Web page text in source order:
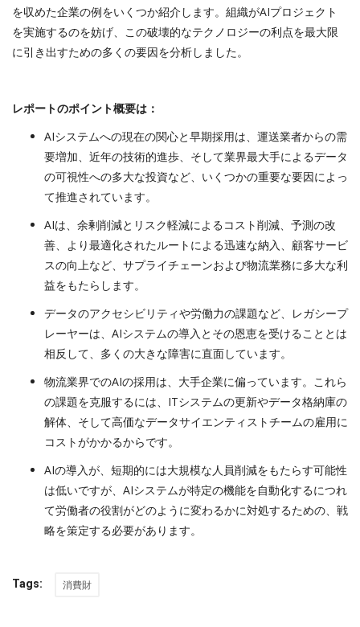
を収めた企業の例をいくつか紹介します。組織がAIプロジェクト
を実施するのを妨げ、この破壊的なテクノロジーの利点を最大限
に引き出すための多くの要因を分析しました。
レポートのポイント概要は：
AIシステムへの現在の関心と早期採用は、運送業者からの需
要増加、近年の技術的進歩、そして業界最大手によるデータ
の可視性への多大な投資など、いくつかの重要な要因によっ
て推進されています。
AIは、余剰削減とリスク軽減によるコスト削減、予測の改
善、より最適化されたルートによる迅速な納入、顧客サービ
スの向上など、サプライチェーンおよび物流業務に多大な利
益をもたらします。
データのアクセシビリティや労働力の課題など、レガシープ
レーヤーは、AIシステムの導入とその恩恵を受けることとは
相反して、多くの大きな障害に直面しています。
物流業界でのAIの採用は、大手企業に偏っています。これら
の課題を克服するには、ITシステムの更新やデータ格納庫の
解体、そして高価なデータサイエンティストチームの雇用に
コストがかかるからです。
AIの導入が、短期的には大規模な人員削減をもたらす可能性
は低いですが、AIシステムが特定の機能を自動化するにつれ
て労働者の役割がどのように変わるかに対処するための、戦
略を策定する必要があります。
Tags: 消費財